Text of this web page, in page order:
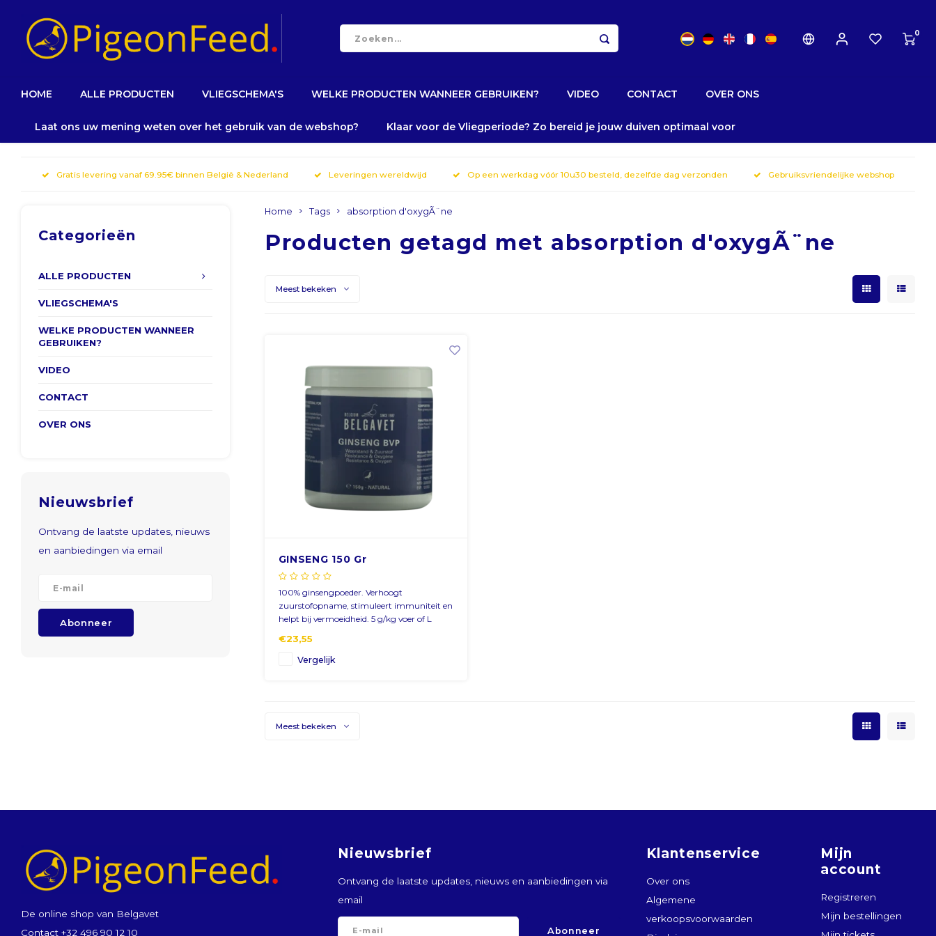
0
HOME ALLE PRODUCTEN VLIEGSCHEMA'S WELKE PRODUCTEN WANNEER GEBRUIKEN? VIDEO CONTACT OVER ONS
Laat ons uw mening weten over het gebruik van de webshop? Klaar voor de Vliegperiode? Zo bereid je jouw duiven optimaal voor
Gratis levering vanaf 69.95€ binnen België & Nederland Leveringen wereldwijd Op een werkdag vóór 10u30 besteld, dezelfde dag verzonden Gebruiksvriendelijke webshop
Categorieën
ALLE PRODUCTEN
VLIEGSCHEMA'S
WELKE PRODUCTEN WANNEER
GEBRUIKEN?
VIDEO
CONTACT
OVER ONS
Nieuwsbrief
Ontvang de laatste updates, nieuws
en aanbiedingen via email
Abonneer
Home Tags absorption d'oxygÃ¨ne
Producten getagd met absorption d'oxygÃ¨ne
Meest bekeken
GINSENG 150 Gr
100% ginsengpoeder. Verhoogt
zuurstofopname, stimuleert immuniteit en
helpt bij vermoeidheid. 5 g/kg voer of L
€23,55
Vergelijk
Meest bekeken
De online shop van Belgavet
Contact +32 496 90 12 10
Nieuwsbrief
Ontvang de laatste updates, nieuws en aanbiedingen via
email
Abonneer
Klantenservice
Over ons
Algemene
verkoopsvoorwaarden
Mijn
account
Registreren
Mijn bestellingen